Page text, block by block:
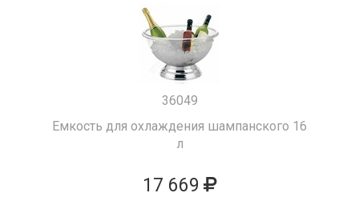
36049
Емкость для охлаждения шампанского 16
л
17 669